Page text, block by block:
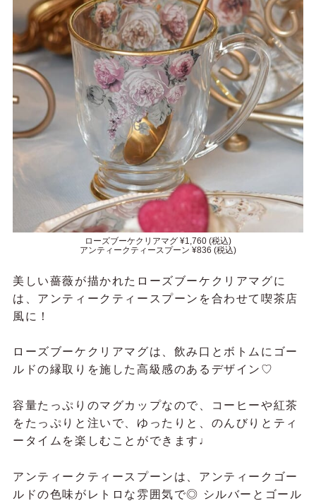
ローズブーケクリアマグ ¥1,760 (税込)
アンティークティースプーン ¥836 (税込)
美しい薔薇が描かれた ローズブーケクリアマグに
は、アンティークティースプーンを合わせて喫茶店
風に！
ローズブーケクリアマグは、飲み口とボトムにゴー
ルドの縁取りを施した高級感のあるデザイン♡
容量たっぷりのマグカップなので、コーヒーや紅茶
をたっぷりと注いで、ゆったりと、のんびりとティ
ータイムを楽しむことができます♩
アンティークティースプーンは、アンティークゴー
ルドの色味がレトロな雰囲気で◎ シルバーとゴール